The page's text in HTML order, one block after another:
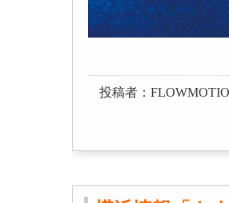
投稿者：